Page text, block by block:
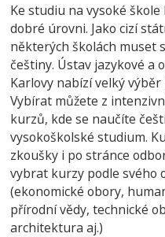
Ke studiu na vysoké
dobré úrovni. Jako cizí
některých školách muset
češtiny. Ústav jazykové a
Karlovy nabízí velký
Vybírat můžete z
kurzů, kde se naučíte
vysokoškolské studium.
zkoušky i po stránce
vybrat kurzy podle svého
(ekonomické obory,
přírodní vědy, technické
architektura aj.)